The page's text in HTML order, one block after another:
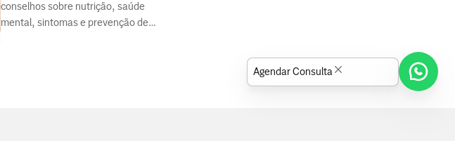
conselhos sobre nutrição, saúde
mental, sintomas e prevenção de
Agendar Consulta